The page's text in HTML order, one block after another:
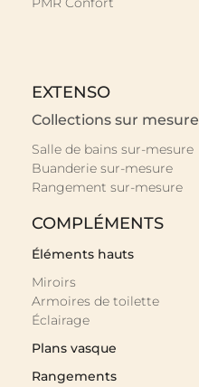
EXTENSO
Collections sur mesure
Salle de bains sur-mesure
Buanderie sur-mesure
Rangement sur-mesure
COMPLÉMENTS
Éléments hauts
Miroirs
Armoires de toilette
Éclairage
Plans vasque
Rangements